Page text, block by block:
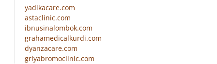
yadikacare.com
astaclinic.com
ibnusinalombok.com
grahamedicalkurdi.com
dyanzacare.com
griyabromoclinic.com